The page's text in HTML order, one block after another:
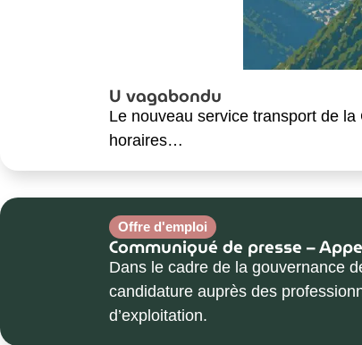
U vagabondu
Le nouveau service transport de
horaires…
Offre d'emploi
Communiqué de presse –
Dans le cadre de la gouvernance
candidature auprès des
d’exploitation.